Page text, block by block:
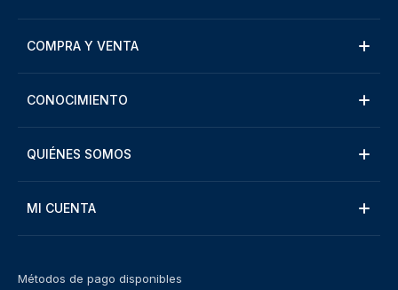
COMPRA Y VENTA
CONOCIMIENTO
QUIÉNES SOMOS
MI CUENTA
Métodos de pago disponibles